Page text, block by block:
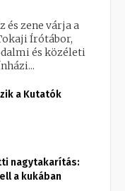
és zene várja a
Írótábor,
és közéleti
a Kutatók
nagytakarítás:
a kukában